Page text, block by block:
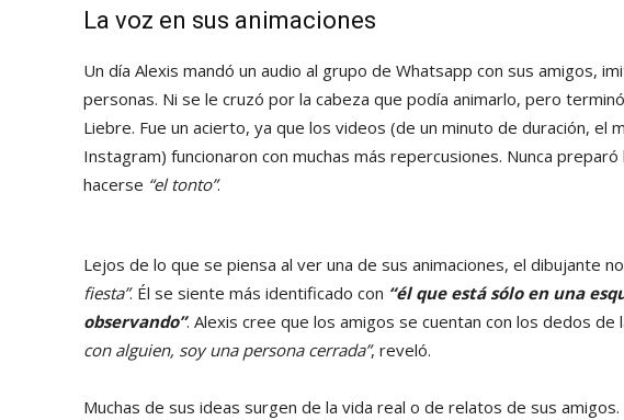
La voz en sus animaciones
Un día Alexis mandó un audio al grupo de Whatsapp con sus amigos,
personas. Ni se le cruzó por la cabeza que podía animarlo, pero
Liebre. Fue un acierto, ya que los videos (de un minuto de duración, el
Instagram) funcionaron con muchas más repercusiones. Nunca
hacerse “el tonto”.
Lejos de lo que se piensa al ver una de sus animaciones, el dibujante
fiesta”. Él se siente más identificado con “él que está sólo en una
observando”. Alexis cree que los amigos se cuentan con los dedos de
con alguien, soy una persona cerrada”, reveló.
Muchas de sus ideas surgen de la vida real o de relatos de sus